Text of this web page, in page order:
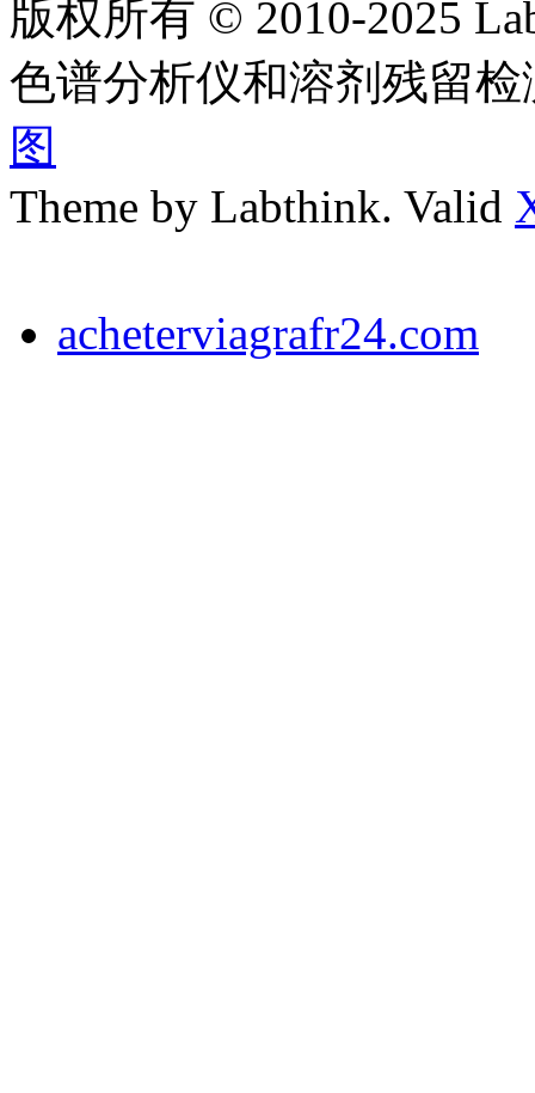
版权所有 © 2010-2025
色谱分析仪和溶剂残留
图
Theme by Labthink. Valid
acheterviagrafr24.com